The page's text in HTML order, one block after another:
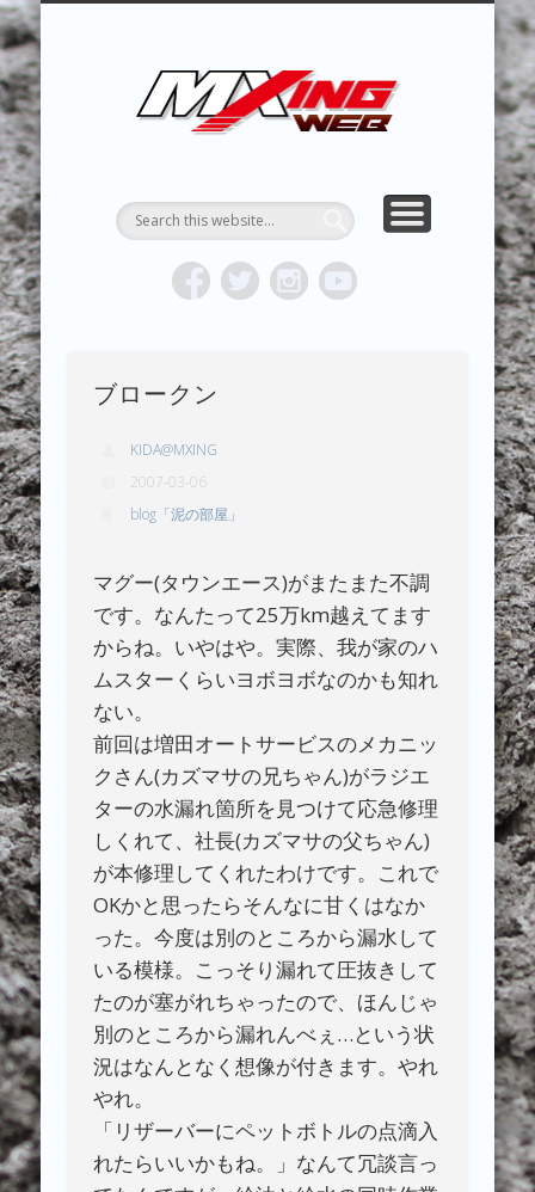
トク
HOME
TOPICS
ABOUT MX
RESULTS
REPORT
MXING & MXING＋PLUS
HYPER MXING
CONTACT
ブロークン
KIDA@MXING
2007-03-06
blog「泥の部屋」
マグー(タウンエース)がまたまた不調
です。なんたって25万km越えてます
からね。いやはや。実際、我が家のハ
ムスターくらいヨボヨボなのかも知れ
ない。
前回は増田オートサービスのメカニッ
クさん(カズマサの兄ちゃん)がラジエ
ターの水漏れ箇所を見つけて応急修理
しくれて、社長(カズマサの父ちゃん)
が本修理してくれたわけです。これで
OKかと思ったらそんなに甘くはなか
った。今度は別のところから漏水して
いる模様。こっそり漏れて圧抜きして
たのが塞がれちゃったので、ほんじゃ
別のところから漏れんべぇ…という状
況はなんとなく想像が付きます。やれ
やれ。
「リザーバーにペットボトルの点滴入
れたらいいかもね。」なんて冗談言っ